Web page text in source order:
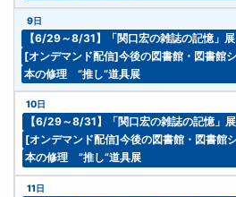
9日
【6/29～8/31】「関口宏の雑誌の記憶」展
[オンデマンド配信]今後の図書館・図書館
本の修理 ”推し”道具展
10日
【6/29～8/31】「関口宏の雑誌の記憶」展
[オンデマンド配信]今後の図書館・図書館
本の修理 ”推し”道具展
11日